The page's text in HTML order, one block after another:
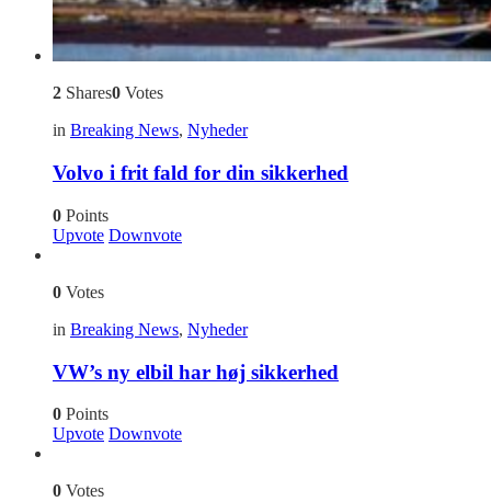
2 Shares0 Votes
in Breaking News, Nyheder
Volvo i frit fald for din sikkerhed
0 Points
Upvote Downvote
0 Votes
in Breaking News, Nyheder
VW’s ny elbil har høj sikkerhed
0 Points
Upvote Downvote
0 Votes